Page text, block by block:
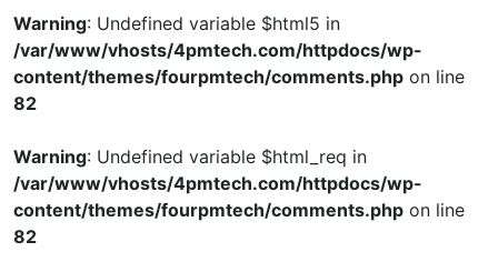
Warning: Undefined variable $html5 in
/var/www/vhosts/4pmtech.com/httpdocs/wp-
content/themes/fourpmtech/comments.php on line
82
Warning: Undefined variable $html_req in
/var/www/vhosts/4pmtech.com/httpdocs/wp-
content/themes/fourpmtech/comments.php on line
82